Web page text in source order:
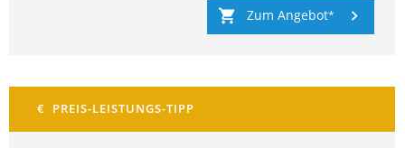
Zum Angebot